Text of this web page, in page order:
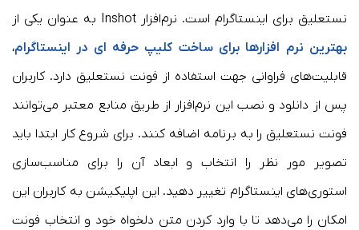
نستعلیق برای اینستاگرام است. نرم‌افزار Inshot به عنوان یکی از
بهترین نرم افزارها برای ساخت کلیپ حرفه ای در اینستاگرام،
قابلیت‌های فراوانی جهت استفاده از فونت نستعلیق دارد. کاربران
پس از دانلود و نصب این نرم‌افزار از طریق منابع معتبر می‌توانند
فونت نستعلیق را به برنامه اضافه کنند. برای شروع کار ابتدا باید
تصویر مور نظر را انتخاب و ابعاد آن را برای مناسب‌سازی
استوری‌های اینستاگرام تغییر دهید. این اپلیکیشن به کاربران این
امکان را می‌دهد تا با وارد کردن متن دلخواه خود و انتخاب فونت